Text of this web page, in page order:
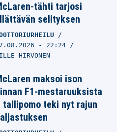
tähti tarjosi
selityksen
- 22:24
HIRVONEN
maksoi ison
F1-mestaruuksista
tallipomo teki nyt rajun